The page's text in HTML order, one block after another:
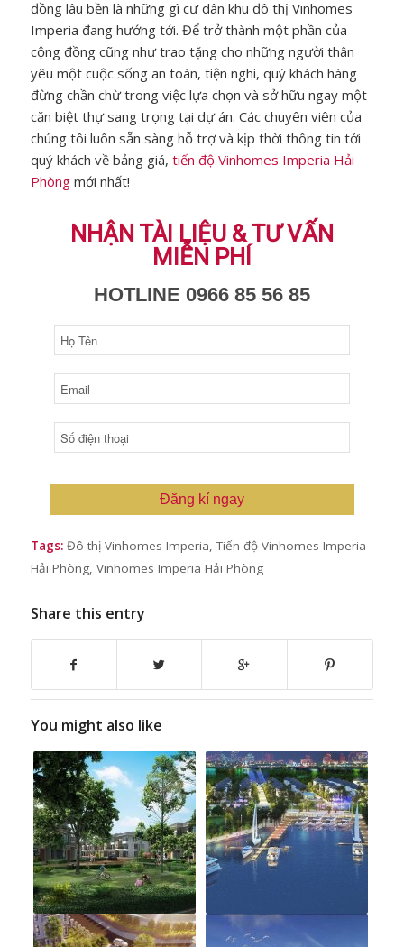
đồng lâu bền là những gì cư dân khu đô thị Vinhomes
Imperia đang hướng tới. Để trở thành một phần của
cộng đồng cũng như trao tặng cho những người thân
yêu một cuộc sống an toàn, tiện nghi, quý khách hàng
đừng chần chừ trong việc lựa chọn và sở hữu ngay một
căn biệt thự sang trọng tại dự án. Các chuyên viên của
chúng tôi luôn sẵn sàng hỗ trợ và kịp thời thông tin tới
quý khách về bảng giá, tiến độ Vinhomes Imperia Hải
Phòngmới nhất!
NHẬN TÀI LIỆU & TƯ VẤN
MIỄN PHÍ
HOTLINE 0966 85 56 85
Đăng kí ngay
Tags: Đô thị Vinhomes Imperia,Tiến độ Vinhomes Imperia
Hải Phòng, Vinhomes Imperia Hải Phòng
Share this entry
You might also like